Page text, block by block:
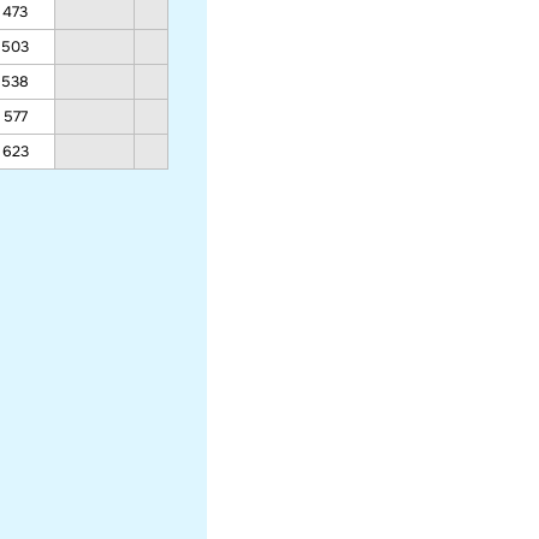
473
503
538
577
623